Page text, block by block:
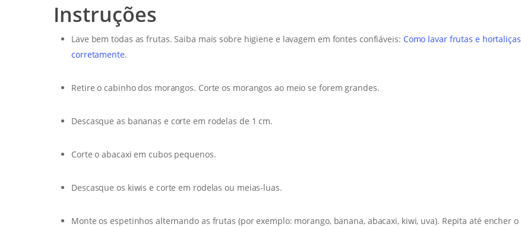
Instruções
Lave bem todas as frutas. Saiba mais sobre higiene e lavagem em fontes confiáveis: Como lavar frutas e hortaliças
corretamente.
Retire o cabinho dos morangos. Corte os morangos ao meio se forem grandes.
Descasque as bananas e corte em rodelas de 1 cm.
Corte o abacaxi em cubos pequenos.
Descasque os kiwis e corte em rodelas ou meias-luas.
Monte os espetinhos alternando as frutas (por exemplo: morango, banana, abacaxi, kiwi, uva). Repita até encher o